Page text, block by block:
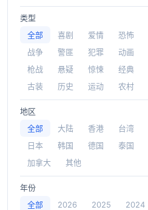
类型
全部
喜剧 爱情 恐怖
战争
警匪 犯罪 动画
枪战
悬疑 惊悚 经典
古装
历史 运动 农村
地区
全部
大陆 香港 台湾
日本
韩国 德国 泰国
加拿大
其他
年份
全部
2026 2025 2024